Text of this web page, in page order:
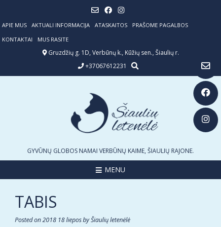
content
APIE MUS AKTUALI INFORMACIJA ATASKAITOS
PRAŠOME PAGALBOS
KONTAKTAI
MUS RASITE
Gruzdžių g. 1D, Verbūnų k., Kūžių sen., Šiaulių r.
+37067612231
GYVŪNŲ GLOBOS NAMAI VERBŪNŲ KAIME, ŠIAULIŲ RAJONE.
MENU
TABIS
Posted on2018 18 lieposbyŠiaulių letenėlė